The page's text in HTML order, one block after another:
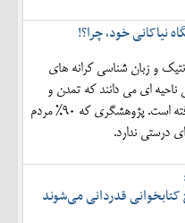
نیاکانی خود، چرا؟!
و زبان شناسی کرانه های
ناحیه ای می دانند که تمدن و
فرهنگ هند و اروپایی از آن سرچشمه گرفته است. پژوهشگری که 90% مردم
درستی ندارد.
قدردانی می‌شوند